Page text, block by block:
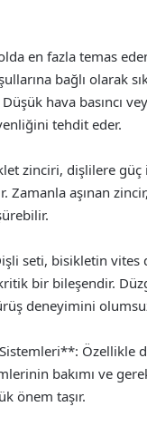
en fazla temas
bağlı olarak
hava basıncı
tehdit eder.
zinciri, dişlilere güç
Zamanla aşınan
seti, bisikletin vites
bir bileşendir.
deneyimini
Özellikle
bakımı ve
önem taşır.